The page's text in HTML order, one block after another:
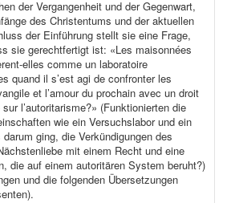
der Vergangenheit und der Gegenwart,
des Christentums und der aktuellen
der Einführung stellt sie eine Frage,
sie gerechtfertigt ist: «Les maisonnées
elles comme un laboratoire
quand il s’est agi de confronter les
et l’amour du prochain avec un droit
l’autoritarisme?» (Funktionierten die
wie ein Versuchslabor und ein
ging, die Verkündigungen des
mit einem Recht und eine
die auf einem autoritären System beruht?)
und die folgenden Übersetzungen